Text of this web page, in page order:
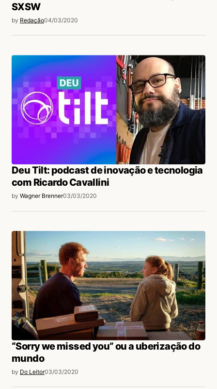
SXSW
by Redação04/03/2020
Deu Tilt: podcast de inovação e tecnologia
com Ricardo Cavallini
by Wagner Brenner03/03/2020
“Sorry we missed you” ou a uberização do
mundo
by Do Leitor03/03/2020